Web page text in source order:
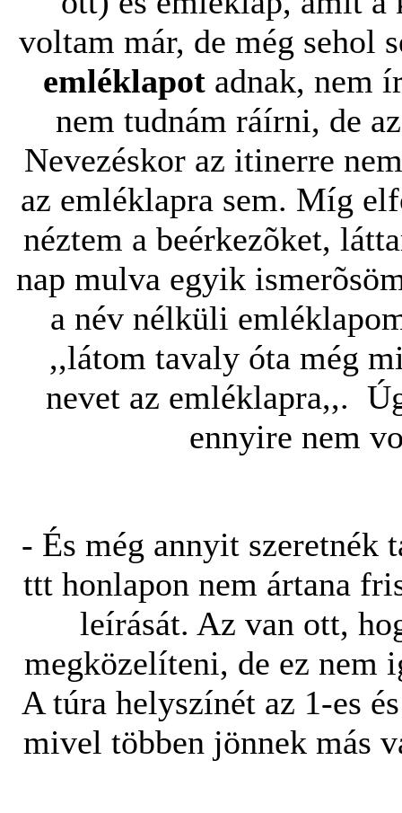
voltam már, de még sehol
emléklapotadnak, nem
nem tudnám ráírni, de
Nevezéskor az itinerre
az emléklapra sem. Míg
néztem a beérkezõket,
nap mulva egyik
a név nélküli
,,látom tavaly óta még
nevet az emléklapra,,.
ennyire nem
- És még annyit szeretnék
ttt honlapon nem ártana
leírását. Az van ott,
megközelíteni, de ez nem
A túra helyszínét az 1-es
mivel többen jönnek más